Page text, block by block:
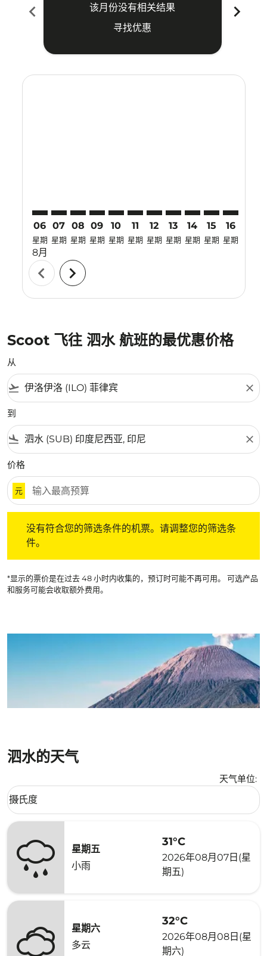
chevron_left
该月份没有相关结果
寻找优惠
chevron_right
06
星期
8月
07
星期
08
星期
09
星期
10
星期
11
星期
12
星期
13
星期
14
星期
15
星期
16
星期
chevron_left chevron_right
Scoot 飞往 泗水 航班的最优惠价格
从
flight_takeoff close
到
flight_land close
价格
元
没有符合您的筛选条件的机票。请调整您的筛选条
件。
*显示的票价是在过去 48 小时内收集的，预订时可能不再可用。 可选产品
和服务可能会收取额外费用。
泗水的天气
天气单位:
Weather unit option 摄氏度 Selected
摄氏度
keyboard_arrow_down
星期五
小雨
31°C
2026年08月07日(星
期五)
星期六
多云
32°C
2026年08月08日(星
期六)